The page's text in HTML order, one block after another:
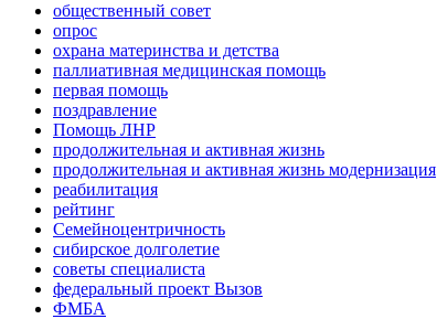
общественный совет
опрос
охрана материнства и детства
паллиативная медицинская помощь
первая помощь
поздравление
Помощь ЛНР
продолжительная и активная жизнь
продолжительная и активная жизнь модернизация
реабилитация
рейтинг
Семейноцентричность
сибирское долголетие
советы специалиста
федеральный проект Вызов
ФМБА